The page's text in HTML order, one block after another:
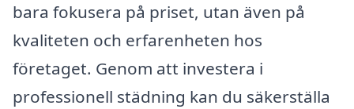
bara fokusera på priset, utan även på
kvaliteten och erfarenheten hos
företaget. Genom att investera i
professionell städning kan du säkerställa